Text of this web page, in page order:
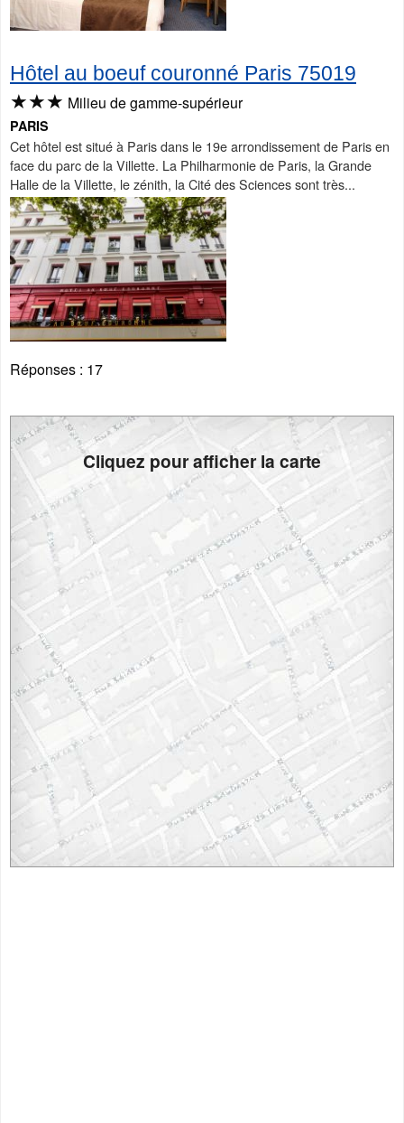
Hôtel au boeuf couronné Paris 75019
★★★ Milieu de gamme-supérieur
PARIS
Cet hôtel est situé à Paris dans le 19e arrondissement de Paris en
face du parc de la Villette. La Philharmonie de Paris, la Grande
Halle de la Villette, le zénith, la Cité des Sciences sont très...
Réponses : 17
Cliquez pour afficher la carte